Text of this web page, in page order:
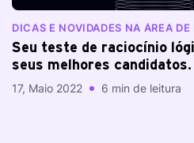
DICAS E NOVIDADES NA ÁREA DE
Seu teste de raciocínio
seus melhores candidatos.
17, Maio 2022 6 min de leitura